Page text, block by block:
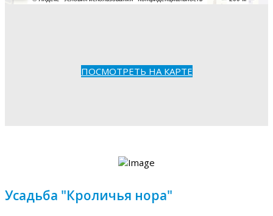
ПОСМОТРЕТЬ НА КАРТЕ
Усадьба "Кроличья нора"